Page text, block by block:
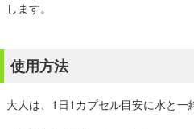
します。
使用方法
大人は、1日1カプセル目安に水と一